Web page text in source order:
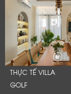
THỰC TẾ VILLA
GOLF